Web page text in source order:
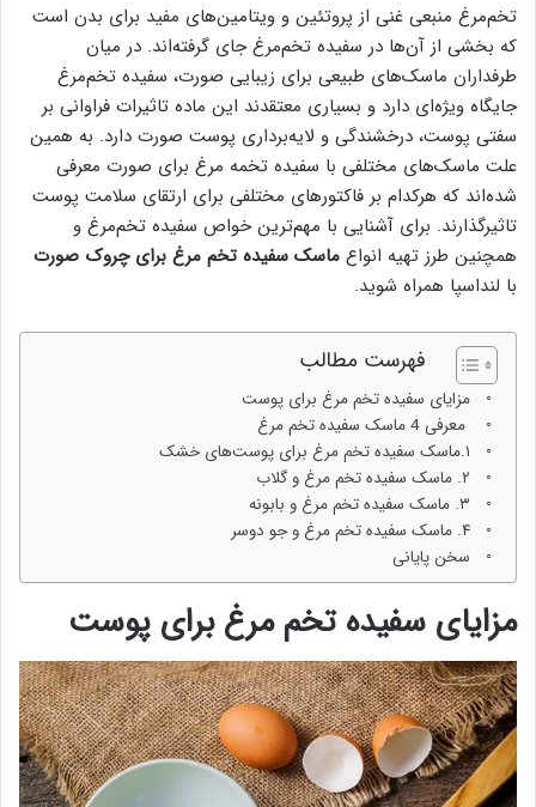
تخم‌مرغ منبعی غنی از پروتئین و ویتامین‌های مفید برای بدن است
که بخشی از آن‌ها در سفیده تخم‌مرغ جای گرفته‌اند. در میان
طرفداران ماسک‌های طبیعی برای زیبایی صورت، سفیده تخم‌مرغ
جایگاه ویژه‌ای دارد و بسیاری معتقدند این ماده تاثیرات فراوانی بر
سفتی پوست، درخشندگی و لایه‌برداری پوست صورت دارد. به همین
علت ماسک‌های مختلفی با سفیده تخمه مرغ برای صورت معرفی
شده‌اند که هرکدام بر فاکتورهای مختلفی برای ارتقای سلامت پوست
تاثیرگذارند. برای آشنایی با مهم‌ترین خواص سفیده تخم‌مرغ و
همچنین طرز تهیه انواع ماسک سفیده تخم مرغ برای چروک صورت
با لنداسپا همراه شوید.
فهرست مطالب
مزایای سفیده تخم مرغ برای پوست
معرفی 4 ماسک سفیده تخم مرغ
۱.ماسک سفیده تخم مرغ برای پوست‌های خشک
۲. ماسک سفیده تخم مرغ و گلاب
۳. ماسک سفیده تخم مرغ و بابونه
۴. ماسک سفیده تخم مرغ و جو دوسر
سخن پایانی
مزایای سفیده تخم مرغ برای پوست